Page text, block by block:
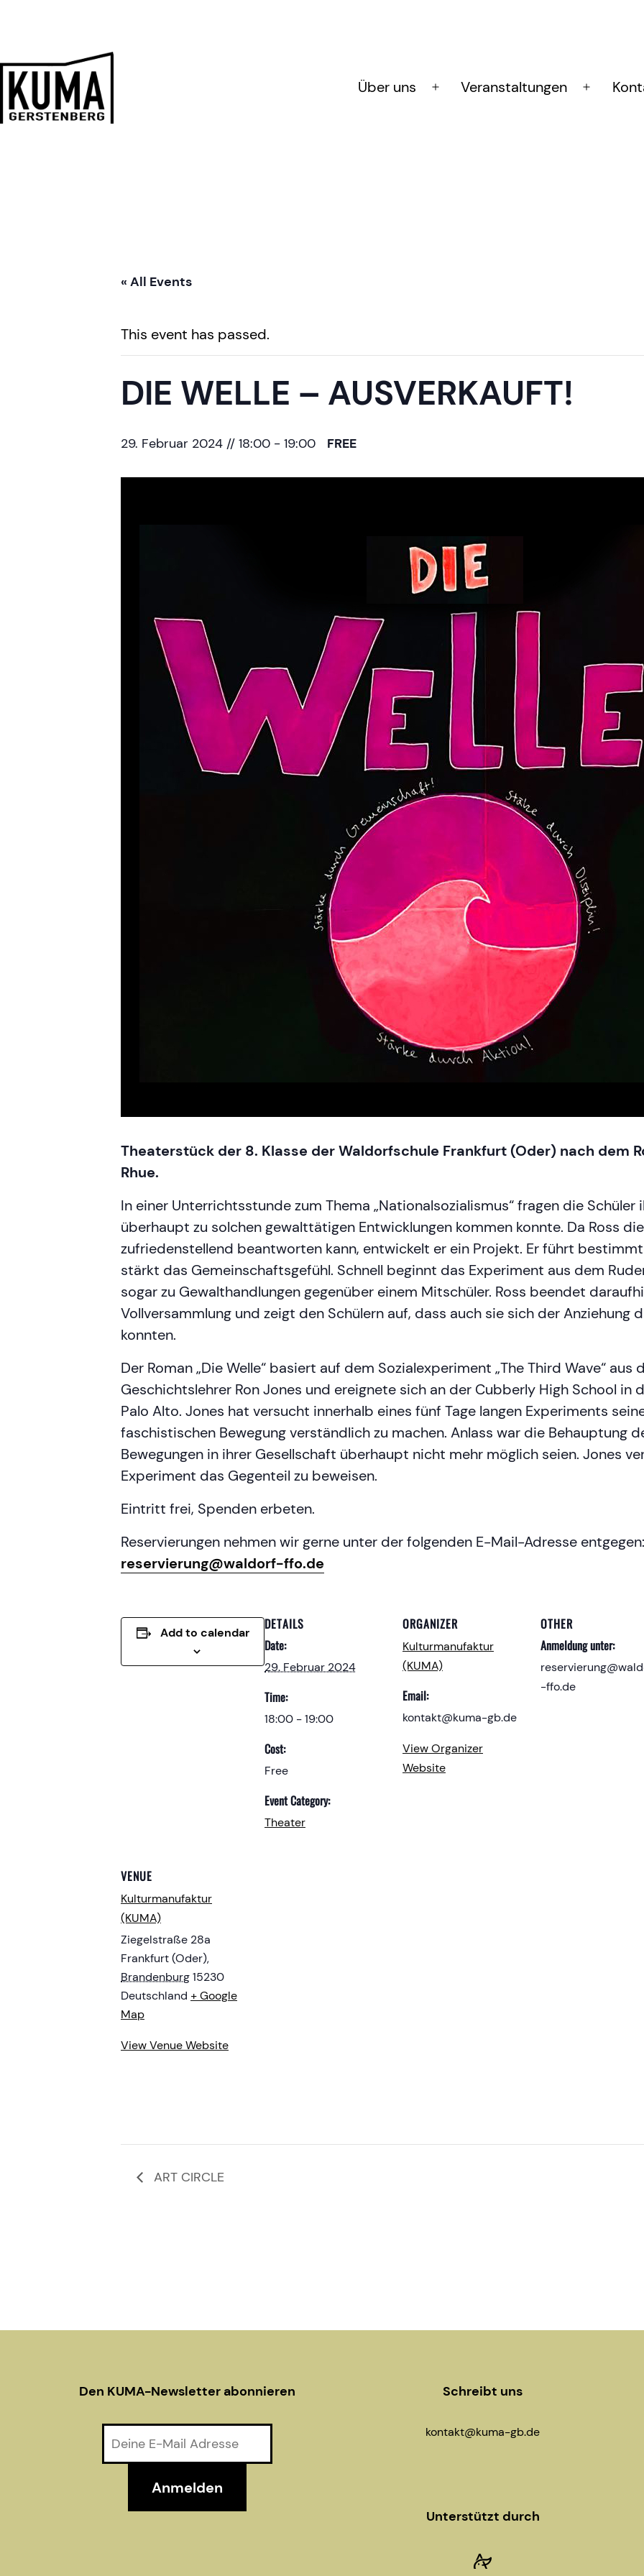
springen
Über uns
Menü
Veranstaltungen
Menü
« All Events
This event has passed.
DIE WELLE – AUSVERKAUFT!
29. Februar 2024 // 18:00 - 19:00 FREE
Theaterstück der 8. Klasse der Waldorfschule Frankfurt (Oder) nach dem
Rhue.
In einer Unterrichtsstunde zum Thema „Nationalsozialismus“ fragen die Schüler
überhaupt zu solchen gewalttätigen Entwicklungen kommen konnte. Da Ross
zufriedenstellend beantworten kann, entwickelt er ein Projekt. Er führt
stärkt das Gemeinschaftsgefühl. Schnell beginnt das Experiment aus dem
sogar zu Gewalthandlungen gegenüber einem Mitschüler. Ross beendet
Vollversammlung und zeigt den Schülern auf, dass auch sie sich der Anziehung
konnten.
Der Roman „Die Welle“ basiert auf dem Sozialexperiment „The Third Wave“ aus
Geschichtslehrer Ron Jones und ereignete sich an der Cubberly High School in
Palo Alto. Jones hat versucht innerhalb eines fünf Tage langen Experiments
faschistischen Bewegung verständlich zu machen. Anlass war die Behauptung
Bewegungen in ihrer Gesellschaft überhaupt nicht mehr möglich seien. Jones
Experiment das Gegenteil zu beweisen.
Eintritt frei, Spenden erbeten.
Reservierungen nehmen wir gerne unter der folgenden E-Mail-Adresse entgegen:
reservierung@waldorf-ffo.de
Add to calendar
DETAILS
Date:
29. Februar 2024
Time:
18:00 - 19:00
Cost:
Free
Event Category:
Theater
ORGANIZER
Kulturmanufaktur
(KUMA)
Email:
kontakt@kuma-gb.de
View Organizer
Website
OTHER
Anmeldung unter:
-ffo.de
VENUE
Kulturmanufaktur
(KUMA)
Ziegelstraße 28a
Frankfurt (Oder),
Brandenburg15230
Deutschland + Google
Map
View Venue Website
ART CIRCLE
Den KUMA-Newsletter abonnieren Schreibt uns
kontakt@kuma-gb.de
Unterstützt durch